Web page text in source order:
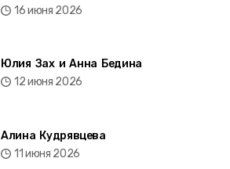
16 июня 2026
Юлия Зах и Анна Бедина
12 июня 2026
Алина Кудрявцева
11 июня 2026